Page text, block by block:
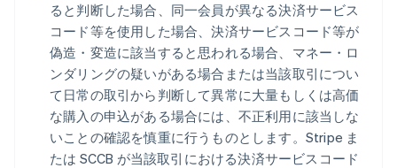
ると判断した場合、同一会員が異なる決済サービス
コード等を使用した場合、決済サービスコード等が
偽造・変造に該当すると思われる場合、マネー・ロ
ンダリングの疑いがある場合または当該取引につい
て日常の取引から判断して異常に大量もしくは高価
な購入の申込がある場合には、不正利用に該当しな
いことの確認を慎重に行うものとします。Stripe ま
たは SCCB が当該取引における決済サービスコード